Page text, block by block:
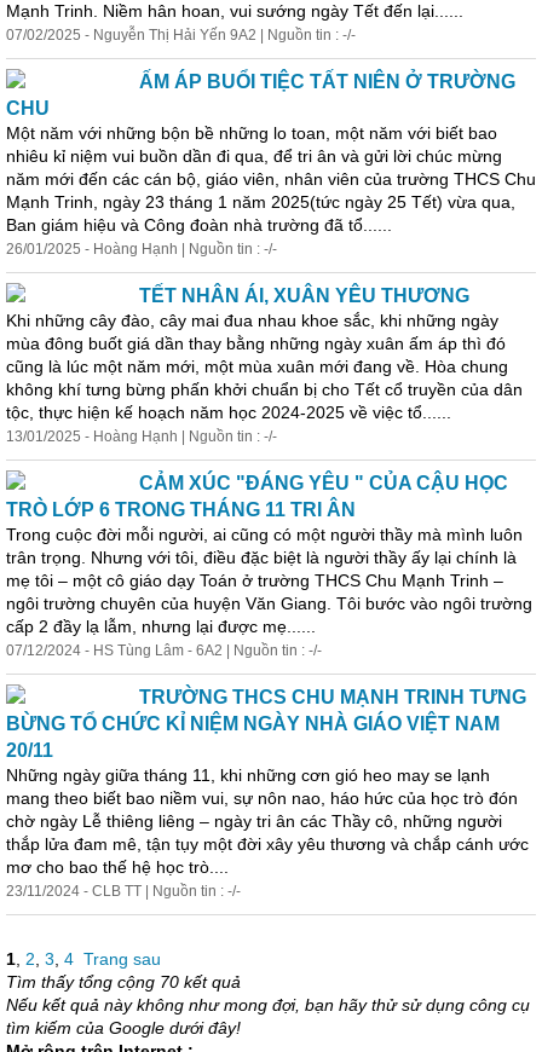
Mạnh Trinh. Niềm hân hoan, vui sướng ngày Tết đến lại......
07/02/2025 - Nguyễn Thị Hải Yến 9A2 | Nguồn tin : -/-
ẤM ÁP BUỔI TIỆC TẤT NIÊN Ở TRƯỜNG
CHU
Một năm với những bộn bề những lo toan, một năm với biết bao
nhiêu kỉ niệm vui buồn dần đi qua, để tri ân và gửi lời chúc mừng
năm mới đến các cán bộ, giáo viên, nhân viên của trường THCS Chu
Mạnh Trinh, ngày 23 tháng 1 năm 2025(tức ngày 25 Tết) vừa qua,
Ban giám hiệu và Công đoàn nhà trường đã tổ......
26/01/2025 - Hoàng Hạnh | Nguồn tin : -/-
TẾT NHÂN ÁI, XUÂN YÊU THƯƠNG
Khi những cây đào, cây mai đua nhau khoe sắc, khi những ngày
mùa đông buốt giá dần thay bằng những ngày xuân ấm áp thì đó
cũng là lúc một năm mới, một mùa xuân mới đang về. Hòa chung
không khí tưng bừng phấn khởi chuẩn bị cho Tết cổ truyền của dân
tộc, thực hiện kế hoạch năm học 2024-2025 về việc tổ......
13/01/2025 - Hoàng Hạnh | Nguồn tin : -/-
CẢM XÚC "ĐÁNG YÊU " CỦA CẬU HỌC
TRÒ LỚP 6 TRONG THÁNG 11 TRI ÂN
Trong cuộc đời mỗi người, ai cũng có một người thầy mà mình luôn
trân trọng. Nhưng với tôi, điều đặc biệt là người thầy ấy lại chính là
mẹ tôi – một cô giáo dạy Toán ở trường THCS Chu Mạnh Trinh –
ngôi trường chuyên của huyện Văn Giang. Tôi bước vào ngôi trường
cấp 2 đầy lạ lẫm, nhưng lại được mẹ......
07/12/2024 - HS Tùng Lâm - 6A2 | Nguồn tin : -/-
TRƯỜNG THCS CHU MẠNH TRINH TƯNG
BỪNG TỔ CHỨC KỈ NIỆM NGÀY NHÀ GIÁO VIỆT NAM
20/11
Những ngày giữa tháng 11, khi những cơn gió heo may se lạnh
mang theo biết bao niềm vui, sự nôn nao, háo hức của học trò đón
chờ ngày Lễ thiêng liêng – ngày tri ân các Thầy cô, những người
thắp lửa đam mê, tận tụy một đời xây yêu thương và chắp cánh ước
mơ cho bao thế hệ học trò....
23/11/2024 - CLB TT | Nguồn tin : -/-
1 2 3 4 Trang sau
Tìm thấy tổng cộng 70 kết quả
Nếu kết quả này không như mong đợi, bạn hãy thử sử dụng công cụ
tìm kiếm của Google dưới đây!